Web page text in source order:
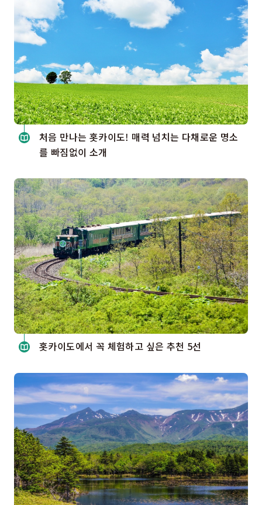
처음 만나는 홋카이도! 매력 넘치는 다채로운 명소
를 빠짐없이 소개
홋카이도에서 꼭 체험하고 싶은 추천 5선